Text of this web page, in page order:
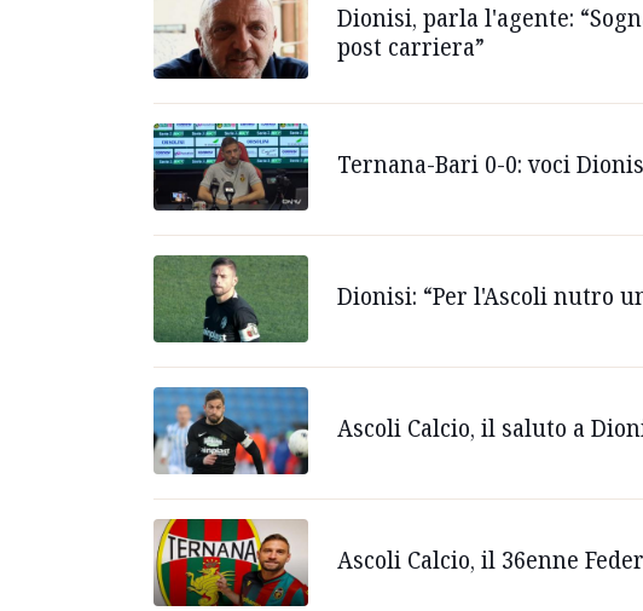
Dionisi, parla l'agente:
post carriera”
Ternana-Bari 0-0: voci
Dionisi: “Per l'Ascoli nutro
Ascoli Calcio, il saluto a
Ascoli Calcio, il 36enne